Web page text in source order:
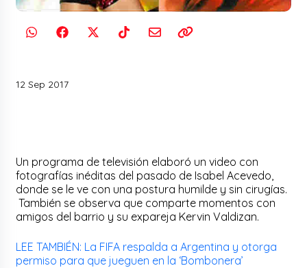
12 Sep 2017
Un programa de televisión elaboró un video con
fotografías inéditas del pasado de Isabel Acevedo,
donde se le ve con una postura humilde y sin cirugías.
También se observa que comparte momentos con
amigos del barrio y su expareja Kervin Valdizan.
LEE TAMBIÉN: La FIFA respalda a Argentina y otorga
permiso para que jueguen en la ‘Bombonera’